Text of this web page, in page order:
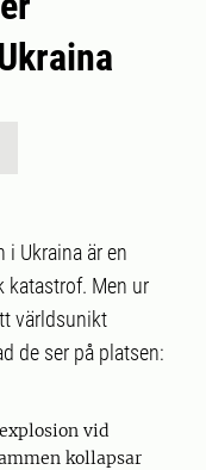
i Ukraina är en
katastrof. Men ur
världsunikt
de ser på platsen:
vid
kollapsar